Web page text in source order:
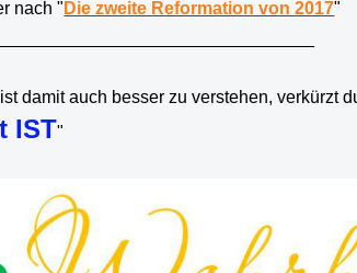
nach " Die zweite Reformation von 2017"
damit auch besser zu verstehen, verkürzt
IST"